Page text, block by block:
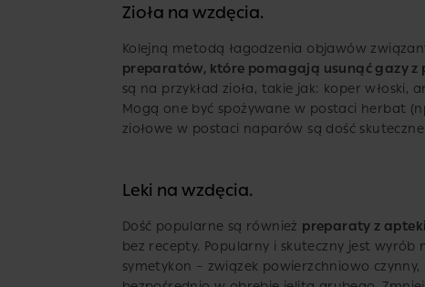
Zioła na wzdęcia.
Kolejną metodą łagodzenia objawów
preparatów, które pomagają usunąć gazy z
są na przykład zioła, takie jak: koper włoski,
Mogą one być spożywane w postaci herbat
ziołowe w postaci naparów są dość
Leki na wzdęcia.
Dość popularne są również preparaty z
bez recepty. Popularny i skuteczny jest wyrób
symetykon – związek powierzchniowo